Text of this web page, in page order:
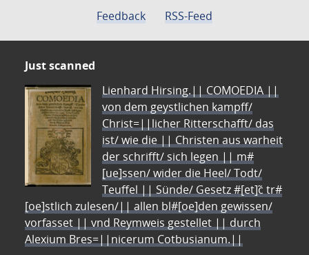
Feedback
RSS-Feed
Just scanned
Lienhard Hirsing.|| COMOEDIA ||
von dem geystlichen kampff/
Christ=||licher Ritterschafft/ das
ist/ wie die || Christen aus warheit
der schrifft/ sich legen || m#
[ue]ssen/ wider die Heel/ Todt/
Teuffel || Sünde/ Gesetz #[et]c̃ tr#
[oe]stlich zulesen/|| allen bl#[oe]den gewissen/
vorfasset || vnd Reymweis gestellet || durch
Alexium Bres=||nicerum Cotbusianum.||